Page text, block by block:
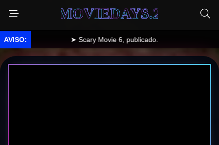
MOVIEDAYS.2
➤ Scary Movie 6, publicado.